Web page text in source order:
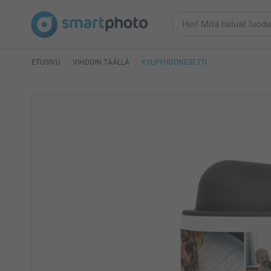
ETUSIVU VIHDOIN TÄÄLLÄ KYLPYHUONESETTI